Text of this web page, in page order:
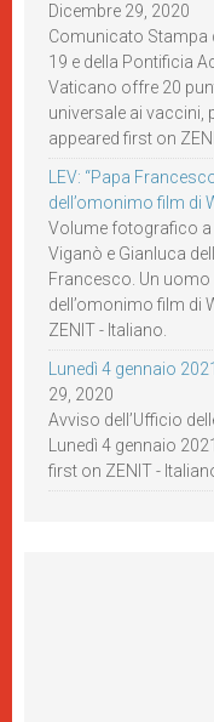
Dicembre 29, 2020
Comunicato Stampa
19 e della Pontificia
Vaticano offre 20
universale ai vaccini,
appeared first on
LEV: “Papa
dell’omonimo film di
Volume fotografico
Viganò e Gianluca
Francesco. Un uomo
dell’omonimo film di
ZENIT - Italiano.
Lunedì 4 gennaio
29, 2020
Avviso dell’Ufficio
Lunedì 4 gennaio
first on ZENIT -